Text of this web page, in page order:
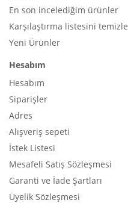
En son incelediğim ürünler
Karşılaştırma listesini temizle
Yeni Ürünler
Hesabım
Hesabım
Siparişler
Adres
Alışveriş sepeti
İstek Listesi
Mesafeli Satış Sözleşmesi
Garanti ve İade Şartları
Üyelik Sözleşmesi